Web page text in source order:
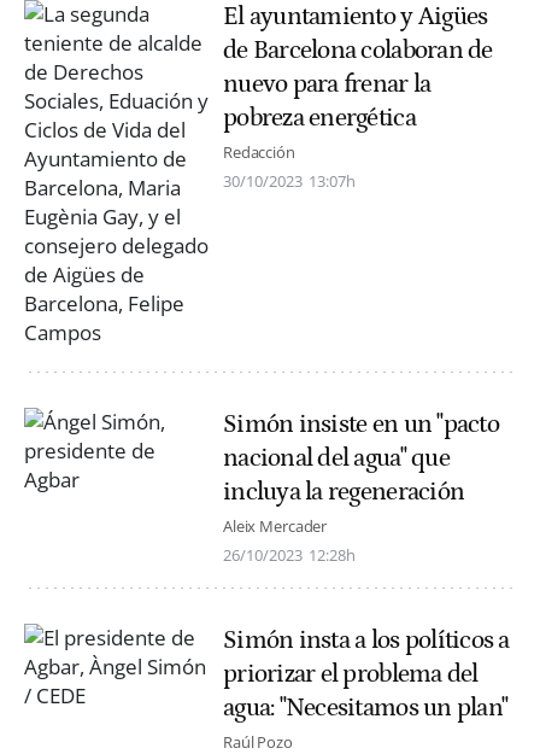
El ayuntamiento y Aigües
de Barcelona colaboran de
nuevo para frenar la
pobreza energética
Redacción
30/10/2023 13:07h
Simón insiste en un "pacto
nacional del agua" que
incluya la regeneración
Aleix Mercader
26/10/2023 12:28h
Simón insta a los políticos a
priorizar el problema del
agua: "Necesitamos un plan"
Raúl Pozo